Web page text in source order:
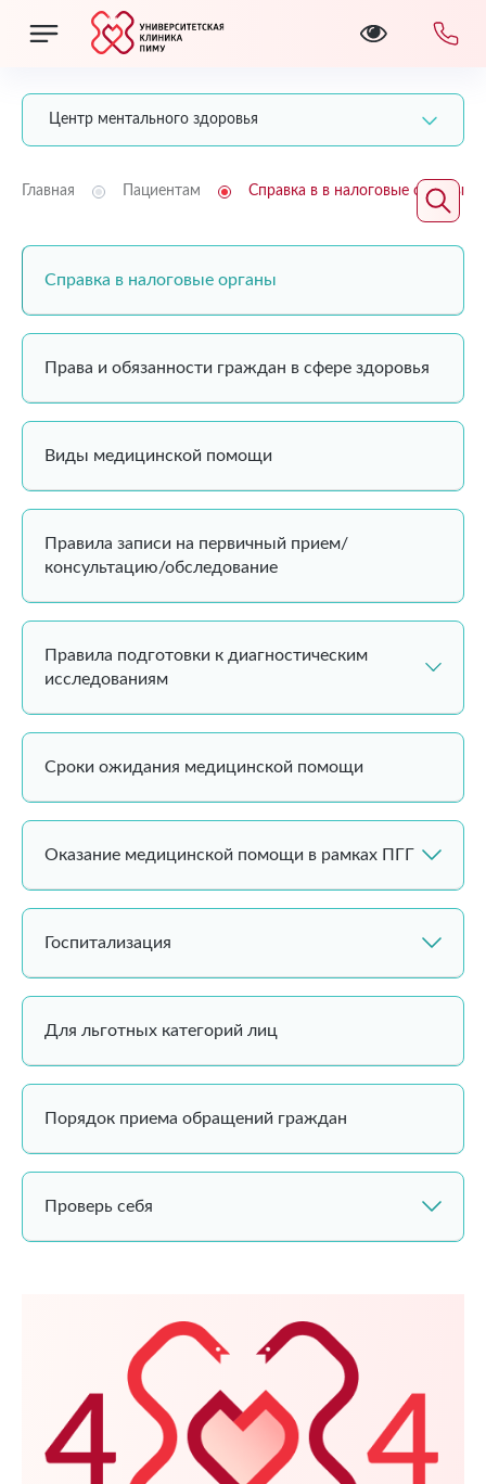
Центр ментального здоровья
Главная Пациентам Справка в в налоговые органы
Справка в налоговые органы
Права и обязанности граждан в сфере здоровья
Виды медицинской помощи
Правила записи на первичный прием/
консультацию/обследование
Правила подготовки к диагностическим
исследованиям
Сроки ожидания медицинской помощи
Оказание медицинской помощи в рамках ПГГ
Госпитализация
Для льготных категорий лиц
Порядок приема обращений граждан
Проверь себя